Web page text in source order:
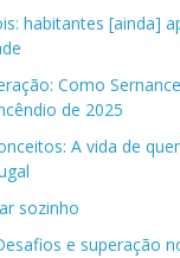
habitantes [ainda]
Como
de 2025
A vida de
sozinho
e superação